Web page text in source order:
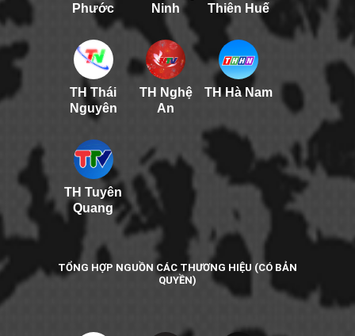
Phước
Ninh
Thiên Huế
TH Thái
Nguyên
TH Nghệ
An
TH Hà Nam
TH Tuyên
Quang
TỔNG HỢP NGUỒN CÁC THƯƠNG HIỆU (CÓ BẢN
QUYỀN)